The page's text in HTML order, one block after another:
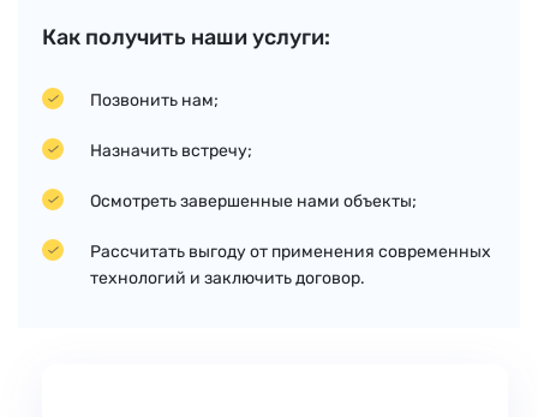
Как получить наши услуги:
Позвонить нам;
Назначить встречу;
Осмотреть завершенные нами объекты;
Рассчитать выгоду от применения современных
технологий и заключить договор.